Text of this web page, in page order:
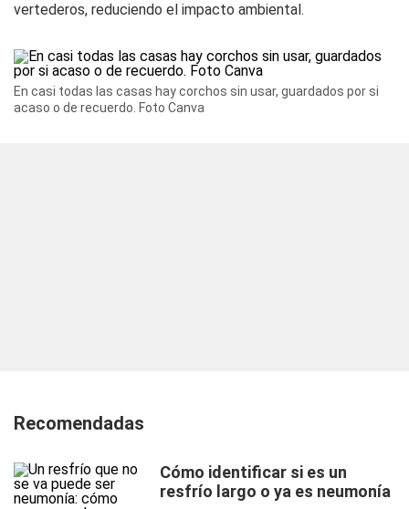
vertederos, reduciendo el impacto ambiental.
En casi todas las casas hay corchos sin usar, guardados por si
acaso o de recuerdo. Foto Canva
Recomendadas
Cómo identificar si es un
resfrío largo o ya es neumonía